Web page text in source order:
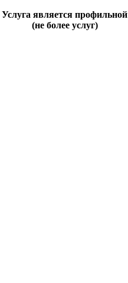
Услуга является профильной
(не более услуг)